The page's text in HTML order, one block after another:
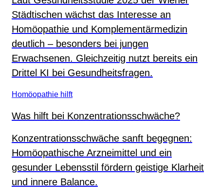
Städtischen wächst das Interesse an
Homöopathie und Komplementärmedizin
deutlich – besonders bei jungen
Erwachsenen. Gleichzeitig nutzt bereits ein
Drittel KI bei Gesundheitsfragen.
Homöopathie hilft
Was hilft bei Konzentrationsschwäche?
Konzentrationsschwäche sanft begegnen:
Homöopathische Arzneimittel und ein
gesunder Lebensstil fördern geistige Klarheit
und innere Balance.